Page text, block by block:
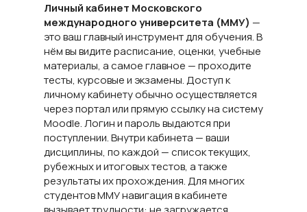
Личный кабинет Московского
международного университета (ММУ) —
это ваш главный инструмент для обучения. В
нём вы видите расписание, оценки, учебные
материалы, а самое главное — проходите
тесты, курсовые и экзамены. Доступ к
личному кабинету обычно осуществляется
через портал или прямую ссылку на систему
Moodle. Логин и пароль выдаются при
поступлении. Внутри кабинета — ваши
дисциплины, по каждой — список текущих,
рубежных и итоговых тестов, а также
результаты их прохождения. Для многих
студентов ММУ навигация в кабинете